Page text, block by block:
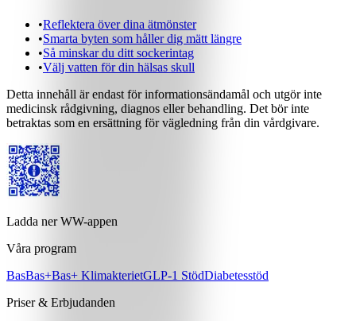
•Reflektera över dina ätmönster
•Smarta byten som håller dig mätt längre
•Så minskar du ditt sockerintag
•Välj vatten för din hälsas skull
Detta innehåll är endast för informationsändamål och utgör inte
medicinsk rådgivning, diagnos eller behandling. Det bör inte
betraktas som en ersättning för vägledning från din vårdgivare.
Ladda ner WW-appen
Våra program
BasBas+Bas+ KlimakterietGLP-1 StödDiabetesstöd
Priser & Erbjudanden